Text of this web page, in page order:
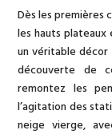
Dès les premières
les hauts
un véritable décor
découverte de
remontez les
l’agitation des
neige vierge,